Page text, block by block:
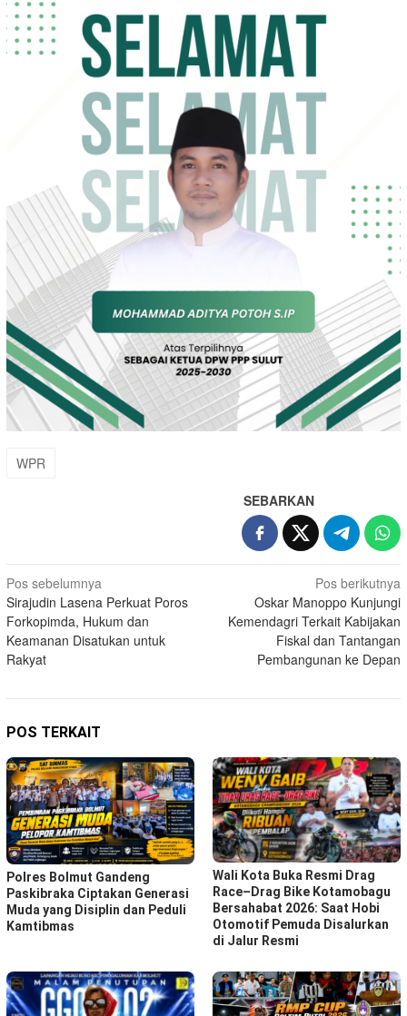
WPR
SEBARKAN
Navigasi
pos
Pos sebelumnya
Sirajudin Lasena Perkuat Poros
Forkopimda, Hukum dan
Keamanan Disatukan untuk
Rakyat
Pos berikutnya
Oskar Manoppo Kunjungi
Kemendagri Terkait Kabijakan
Fiskal dan Tantangan
Pembangunan ke Depan
POS TERKAIT
Polres Bolmut Gandeng
Paskibraka Ciptakan Generasi
Muda yang Disiplin dan Peduli
Kamtibmas
Wali Kota Buka Resmi Drag
Race–Drag Bike Kotamobagu
Bersahabat 2026: Saat Hobi
Otomotif Pemuda Disalurkan
di Jalur Resmi